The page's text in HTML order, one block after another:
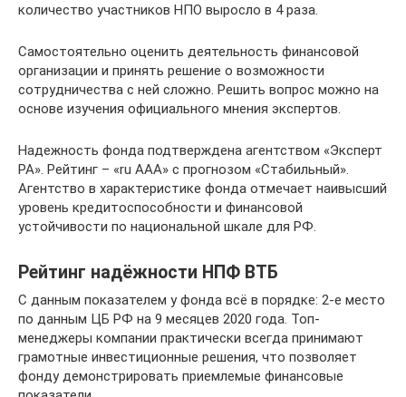
количество участников НПО выросло в 4 раза.
Самостоятельно оценить деятельность финансовой
организации и принять решение о возможности
сотрудничества с ней сложно. Решить вопрос можно на
основе изучения официального мнения экспертов.
Надежность фонда подтверждена агентством «Эксперт
РА». Рейтинг – «ru ААА» с прогнозом «Стабильный».
Агентство в характеристике фонда отмечает наивысший
уровень кредитоспособности и финансовой
устойчивости по национальной шкале для РФ.
Рейтинг надёжности НПФ ВТБ
С данным показателем у фонда всё в порядке: 2-е место
по данным ЦБ РФ на 9 месяцев 2020 года. Топ-
менеджеры компании практически всегда принимают
грамотные инвестиционные решения, что позволяет
фонду демонстрировать приемлемые финансовые